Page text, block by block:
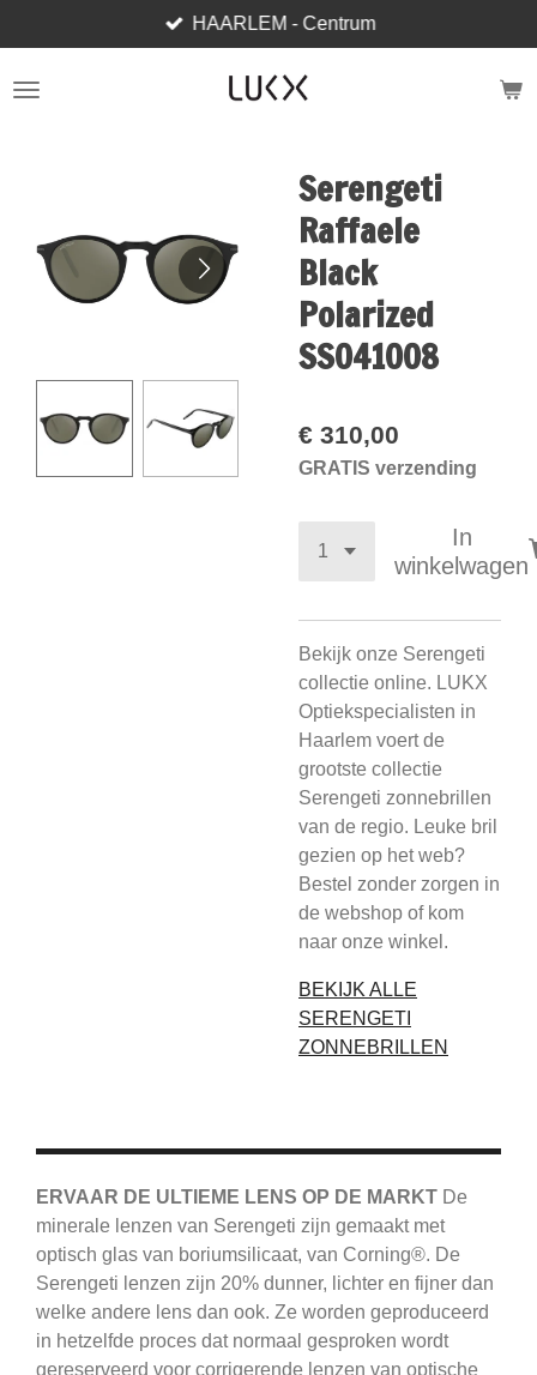
direct
naar
HAARLEM - Centrum
Serengeti
Raffaele
Black
Polarized
SS041008
€ 310,00
GRATIS verzending
In
winkelwagen
Bekijk onze Serengeti
collectie online. LUKX
Optiekspecialisten in
Haarlem voert de
grootste collectie
Serengeti zonnebrillen
van de regio. Leuke bril
gezien op het web?
Bestel zonder zorgen in
de webshop of kom
naar onze winkel.
BEKIJK ALLE
SERENGETI
ZONNEBRILLEN
ERVAAR DE ULTIEME LENS OP DE MARKT De
minerale lenzen van Serengeti zijn gemaakt met
optisch glas van boriumsilicaat, van Corning®. De
Serengeti lenzen zijn 20% dunner, lichter en fijner dan
welke andere lens dan ook. Ze worden geproduceerd
in hetzelfde proces dat normaal gesproken wordt
gereserveerd voor corrigerende lenzen van optische